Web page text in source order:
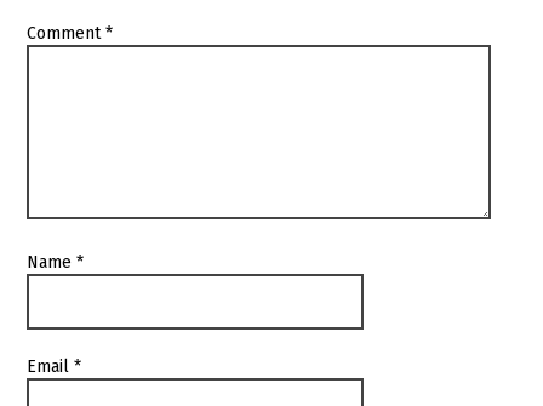
Comment*
Name*
Email*